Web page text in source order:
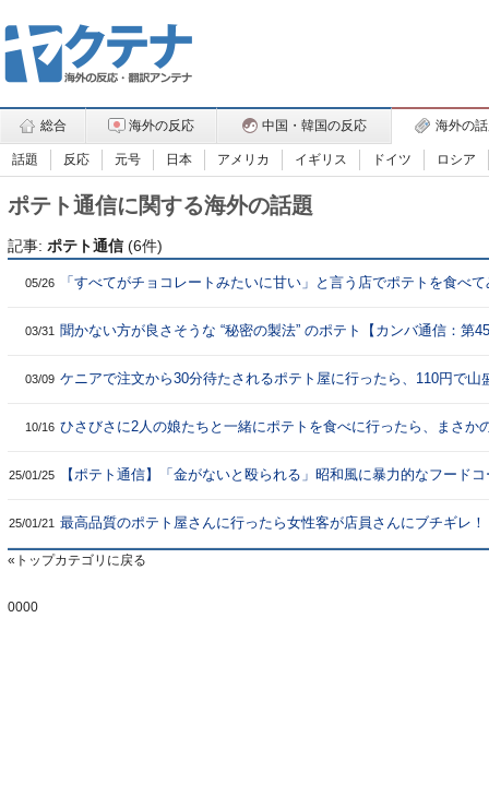
総合 海外の反応 中国・韓国の反応 海外の
話題 反応 元号 日本 アメリカ イギリス ドイツ ロシア
ポテト通信に関する海外の話題
記事: ポテト通信 (6件)
05/26
「すべてがチョコレートみたいに甘い」と言う店でポテトを食べ
03/31 聞かない方が良さそうな “秘密の製法” のポテト【カンバ通信：第
03/09 ケニアで注文から30分待たされるポテト屋に行ったら、110円で山
10/16 ひさびさに2人の娘たちと一緒にポテトを食べに行ったら、まさか
25/01/25
【ポテト通信】「金がないと殴られる」昭和風に暴力的なフード
25/01/21 最高品質のポテト屋さんに行ったら女性客が店員さんにブチギレ
か聞いてみたら… / カンバ通信：第383回
トップカテゴリに戻る
0000